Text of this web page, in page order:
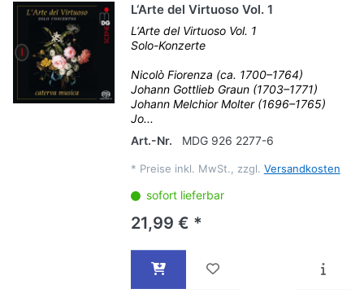
L‘Arte del Virtuoso Vol. 1
L‘Arte del Virtuoso Vol. 1
Solo-Konzerte
Nicolò Fiorenza (ca. 1700–1764)
Johann Gottlieb Graun (1703–1771)
Johann Melchior Molter (1696–1765)
Jo...
Art.-Nr.
MDG 926 2277-6
* Preise inkl. MwSt., zzgl. Versandkosten
sofort lieferbar
21,99 € *